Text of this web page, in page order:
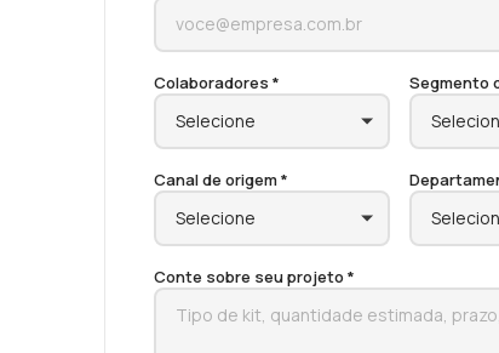
Colaboradores * Segmento
Canal de origem *
Conte sobre seu projeto *